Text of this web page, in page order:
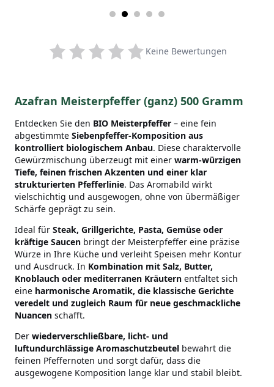
Keine Bewertungen
Azafran Meisterpfeffer (ganz) 500 Gramm
Entdecken Sie den BIO Meisterpfeffer – eine fein
abgestimmte Siebenpfeffer-Komposition aus
kontrolliert biologischem Anbau. Diese charaktervolle
Gewürzmischung überzeugt mit einer warm-würzigen
Tiefe, feinen frischen Akzenten und einer klar
strukturierten Pfefferlinie. Das Aromabild wirkt
vielschichtig und ausgewogen, ohne von übermäßiger
Schärfe geprägt zu sein.
Ideal für Steak, Grillgerichte, Pasta, Gemüse oder
kräftige Saucen bringt der Meisterpfeffer eine präzise
Würze in Ihre Küche und verleiht Speisen mehr Kontur
und Ausdruck. In Kombination mit Salz, Butter,
Knoblauch oder mediterranen Kräutern entfaltet sich
eine harmonische Aromatik, die klassische Gerichte
veredelt und zugleich Raum für neue geschmackliche
Nuancen schafft.
Der wiederverschließbare, licht- und
luftundurchlässige Aromaschutzbeutel bewahrt die
feinen Pfeffernoten und sorgt dafür, dass die
ausgewogene Komposition lange klar und stabil bleibt.